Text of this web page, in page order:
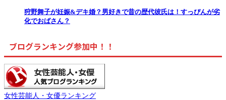
狩野舞子が妊娠&デキ婚？男好きで昔の歴代彼氏は！すっぴんが劣
化でおばさん？
ブログランキング参加中！！
女性芸能人・女優ランキング